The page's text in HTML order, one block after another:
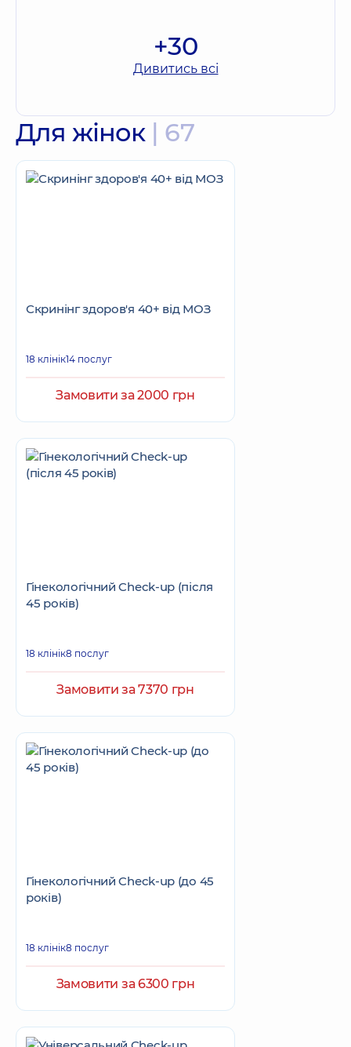
+30
Дивитись всі
Для жінок | 67
Скринінг здоров'я 40+ від МОЗ
18 клінік14 послуг
Замовити за 2000 грн
Гінекологічний Check-up (після
45 років)
18 клінік8 послуг
Замовити за 7370 грн
Гінекологічний Check-up (до 45
років)
18 клінік8 послуг
Замовити за 6300 грн